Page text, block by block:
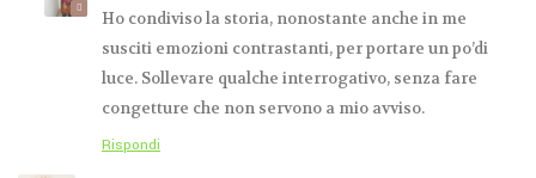
Ho condiviso la storia, nonostante anche in me
susciti emozioni contrastanti, per portare un po’di
luce. Sollevare qualche interrogativo, senza fare
congetture che non servono a mio avviso.
Rispondi